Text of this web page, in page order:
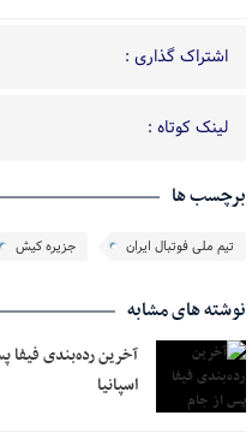
اشتراک گذاری :
لینک کوتاه :
برچسب ها
تیم ملی فوتبال ایران جزیره کیش
نوشته های مشابه
اسپانیا